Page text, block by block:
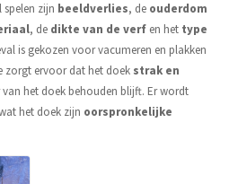
zijn beeldverlies, de ouderdom
, de dikte van de verf en het type
is gekozen voor vacumeren en plakken
zorgt ervoor dat het doek strak en
het doek behouden blijft. Er wordt
het doek zijn oorspronkelijke